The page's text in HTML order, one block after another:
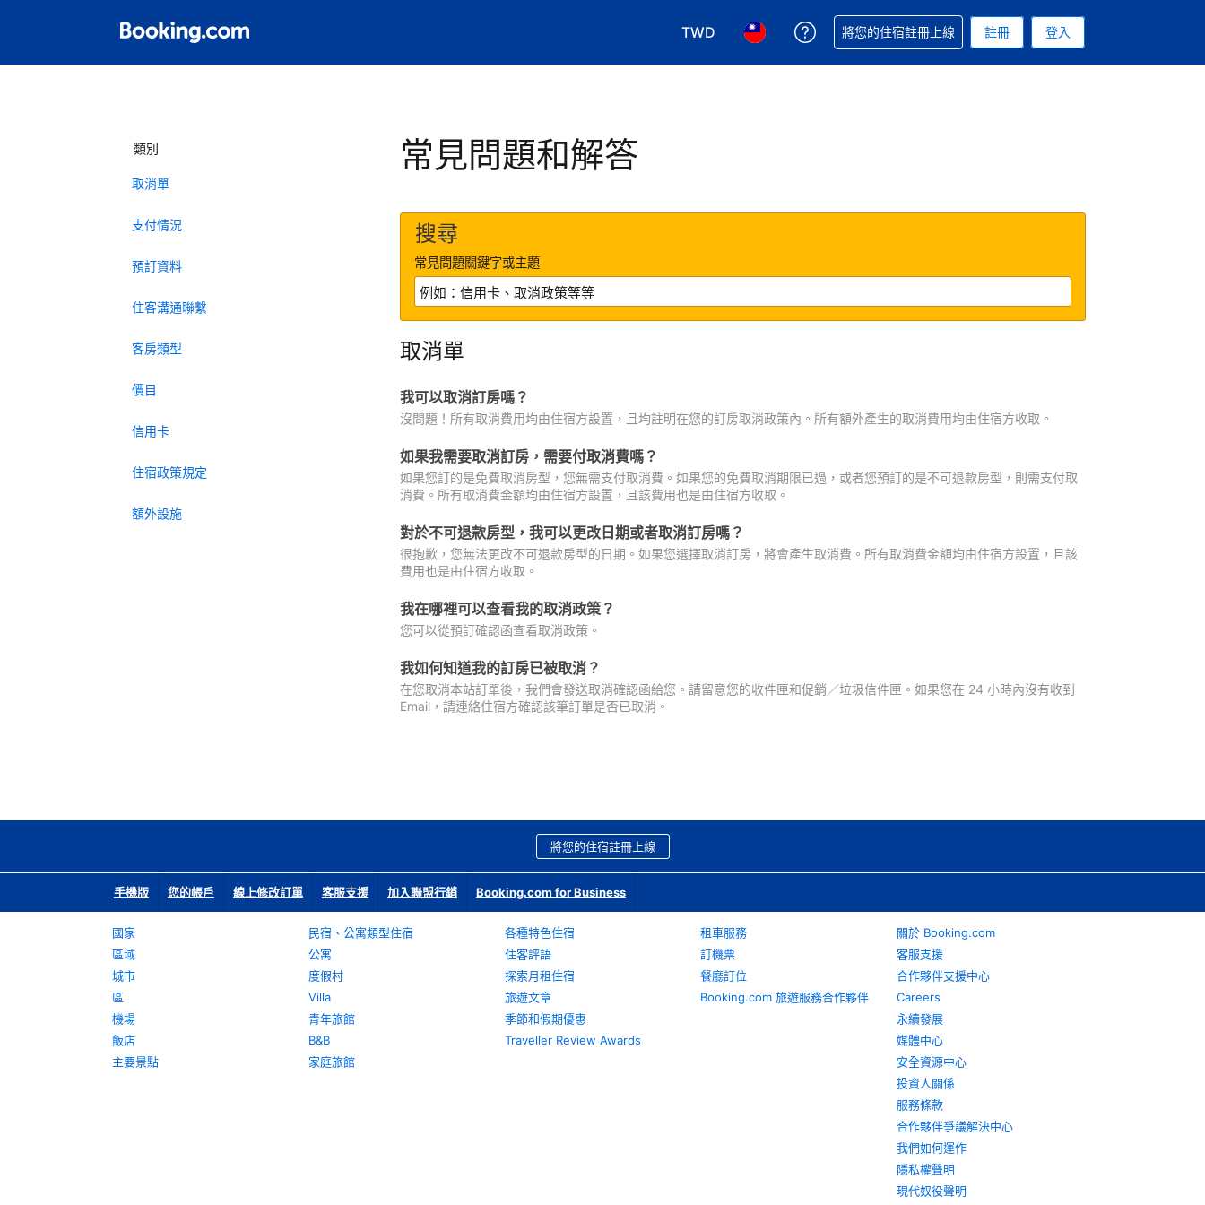
TWD
選擇您使用的幣別. 您現在所使用的幣別為新台幣
選擇您使用的語言. 您目前所選的語言是繁體中文
取得訂單相關協助
將您的住宿註冊上線 註冊 登入
類別
取消單
支付情況
預訂資料
住客溝通聯繫
客房類型
價目
信用卡
住宿政策規定
額外設施
常見問題和解答
搜尋
常見問題關鍵字或主題
取消單
我可以取消訂房嗎？
沒問題！所有取消費用均由住宿方設置，且均註明在您的訂房取消政策內。所有額外產生的取消費用均由住宿方收取。
如果我需要取消訂房，需要付取消費嗎？
如果您訂的是免費取消房型，您無需支付取消費。如果您的免費取消期限已過，或者您預訂的是不可退款房型，則需支付取
消費。所有取消費金額均由住宿方設置，且該費用也是由住宿方收取。
對於不可退款房型，我可以更改日期或者取消訂房嗎？
很抱歉，您無法更改不可退款房型的日期。如果您選擇取消訂房，將會產生取消費。所有取消費金額均由住宿方設置，且該
費用也是由住宿方收取。
我在哪裡可以查看我的取消政策？
您可以從預訂確認函查看取消政策。
我如何知道我的訂房已被取消？
在您取消本站訂單後，我們會發送取消確認函給您。請留意您的收件匣和促銷／垃圾信件匣。如果您在 24 小時內沒有收到
Email，請連絡住宿方確認該筆訂單是否已取消。
將您的住宿註冊上線
手機版 您的帳戶 線上修改訂單 客服支援 加入聯盟行銷 Booking.com for Business
國家
區域
城市
區
機場
飯店
主要景點
民宿、公寓類型住宿
公寓
度假村
Villa
青年旅館
B&B
家庭旅館
各種特色住宿
住客評語
探索月租住宿
旅遊文章
季節和假期優惠
Traveller Review Awards
租車服務
訂機票
餐廳訂位
Booking.com 旅遊服務合作夥伴
關於 Booking.com
客服支援
合作夥伴支援中心
Careers
永續發展
媒體中心
安全資源中心
投資人關係
服務條款
合作夥伴爭議解決中心
我們如何運作
隱私權聲明
現代奴役聲明